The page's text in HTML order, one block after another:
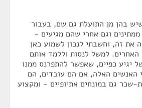
בהן מן התועלת גם שם, בעבור
וגם אחרי שהם מגיעים -
את זה, וחשבתי לנכון לשמוע כאן
האחרים. למשל לנסות וללמד אותם
יגיע כפיים, שאפשר להתפרנס ממנו
האנשים האלה, אם הם עובדים, הם
שכר גם במונחים אתיופיים - ומקצוע